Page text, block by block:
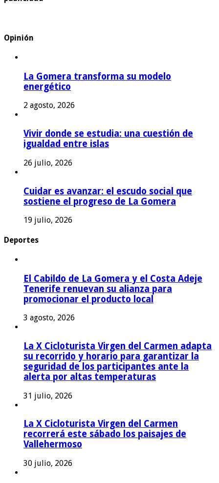
Opinión
La Gomera transforma su modelo
energético
2 agosto, 2026
Vivir donde se estudia: una cuestión de
igualdad entre islas
26 julio, 2026
Cuidar es avanzar: el escudo social que
sostiene el progreso de La Gomera
19 julio, 2026
Deportes
El Cabildo de La Gomera y el Costa Adeje
Tenerife renuevan su alianza para
promocionar el producto local
3 agosto, 2026
La X Cicloturista Virgen del Carmen adapta
su recorrido y horario para garantizar la
seguridad de los participantes ante la
alerta por altas temperaturas
31 julio, 2026
La X Cicloturista Virgen del Carmen
recorrerá este sábado los paisajes de
Vallehermoso
30 julio, 2026